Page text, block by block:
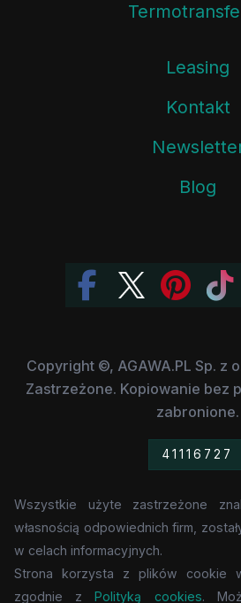
Leasing
Kontakt
Blog
Copyright ©, AGAWA.PL Sp. z
Zastrzeżone. Kopiowanie bez
zabronione.
41116727
Wszystkie użyte zastrzeżone
własnością odpowiednich firm,
w celach informacyjnych.
Strona korzysta z plików cookie
zgodnie zPolityką cookies.